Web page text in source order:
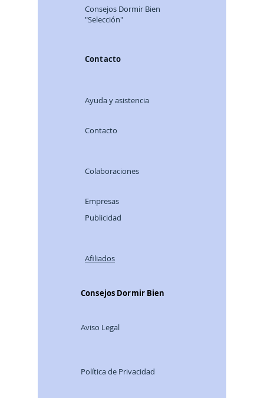
Consejos Dormir Bien
"Selección"
Contacto
Ayuda y asistencia
Contacto
Colaboraciones
Empresas
Publicidad
Afiliados
Consejos Dormir Bien
Aviso Legal
Política de Privacidad